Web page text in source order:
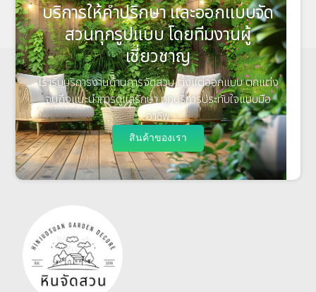
บริการให้คำปรึกษา และออกแบบจัด
สวนทุกรูปแบบ โดยทีมงานผู้
เชี่ยวชาญ
เรารับบริการงานด้านการจัดสวน ตั้งแต่ออกแบบ ตกแต่ง
จนถึงแนะนำการดูแลรักษา ทุกบริการประทับใจแบบมือ
อาชีพ
สินค้าของเรา